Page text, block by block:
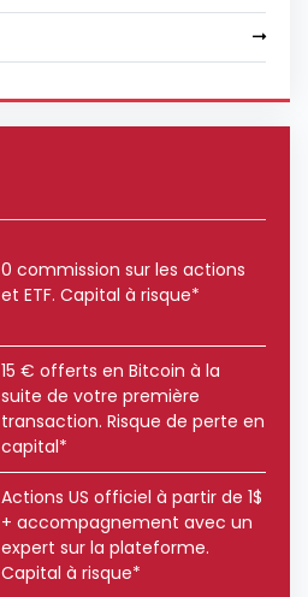
0 commission sur les actions
et ETF. Capital à risque*
15 € offerts en Bitcoin à la
suite de votre première
transaction. Risque de perte en
capital*
Actions US officiel à partir de 1$
+ accompagnement avec un
expert sur la plateforme.
Capital à risque*